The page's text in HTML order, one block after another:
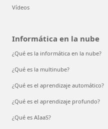
Vídeos
Informática en la nube
¿Qué es la informática en la nube?
¿Qué es la multinube?
¿Qué es el aprendizaje automático?
¿Qué es el aprendizaje profundo?
¿Qué es AIaaS?